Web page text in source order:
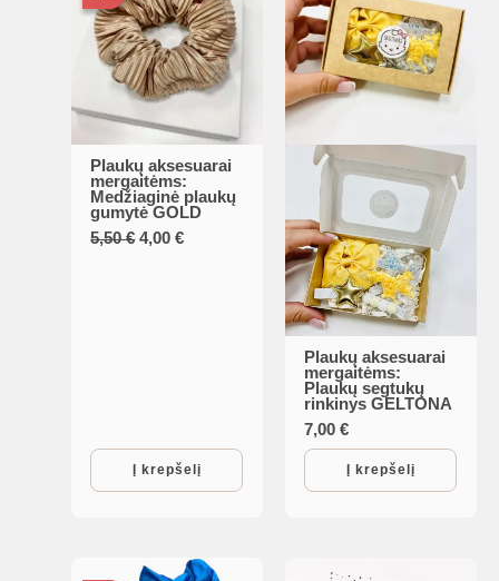
Plaukų aksesuarai
mergaitėms:
Medžiaginė plaukų
gumytė GOLD
5,50€ Original
4,00€Current
Į krepšelį
Plaukų aksesuarai
mergaitėms:
Plaukų segtukų
rinkinys GELTONA
7,00€
Į krepšelį